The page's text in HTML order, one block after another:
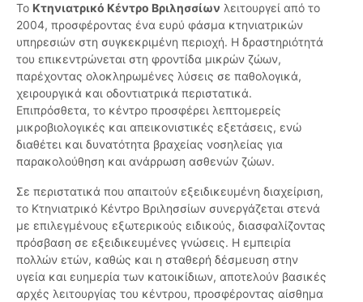
Το Κτηνιατρικό Κέντρο Βριλησσίων λειτουργεί από το
2004, προσφέροντας ένα ευρύ φάσμα κτηνιατρικών
υπηρεσιών στη συγκεκριμένη περιοχή. Η δραστηριότητά
του επικεντρώνεται στη φροντίδα μικρών ζώων,
παρέχοντας ολοκληρωμένες λύσεις σε παθολογικά,
χειρουργικά και οδοντιατρικά περιστατικά.
Επιπρόσθετα, το κέντρο προσφέρει λεπτομερείς
μικροβιολογικές και απεικονιστικές εξετάσεις, ενώ
διαθέτει και δυνατότητα βραχείας νοσηλείας για
παρακολούθηση και ανάρρωση ασθενών ζώων.
Σε περιστατικά που απαιτούν εξειδικευμένη διαχείριση,
το Κτηνιατρικό Κέντρο Βριλησσίων συνεργάζεται στενά
με επιλεγμένους εξωτερικούς ειδικούς, διασφαλίζοντας
πρόσβαση σε εξειδικευμένες γνώσεις. Η εμπειρία
πολλών ετών, καθώς και η σταθερή δέσμευση στην
υγεία και ευημερία των κατοικίδιων, αποτελούν βασικές
αρχές λειτουργίας του κέντρου, προσφέροντας αίσθημα